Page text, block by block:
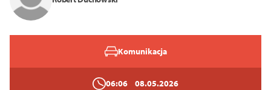
14
Zamknij
Komunikacja
06:06 08.05.2026